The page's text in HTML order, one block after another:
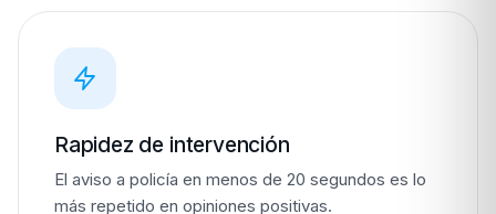
Rapidez de intervención
El aviso a policía en menos de 20 segundos es lo
más repetido en opiniones positivas.